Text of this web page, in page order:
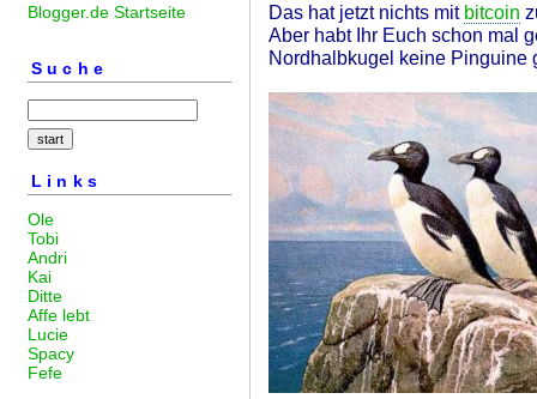
Blogger.de Startseite
Suche
Links
Ole
Tobi
Andri
Kai
Ditte
Affe lebt
Lucie
Spacy
Fefe
Das hat jetzt nichts mit bitcoin
Aber habt Ihr Euch schon mal
Nordhalbkugel keine Pinguine